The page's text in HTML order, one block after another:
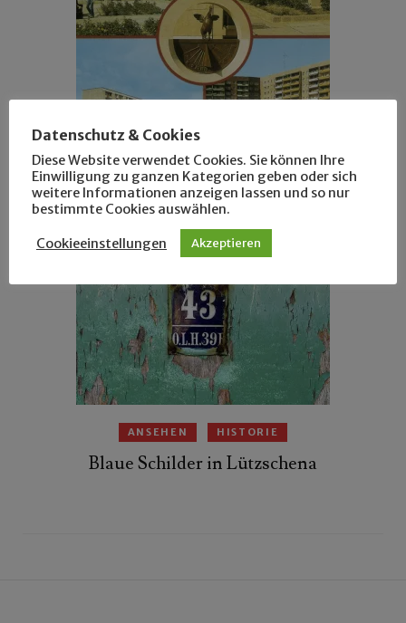
ANSEHEN
Grüße aus Grünau
ANSEHEN HISTORIE
Blaue Schilder in Lützschena
Datenschutz & Cookies
Diese Website verwendet Cookies. Sie können Ihre
Einwilligung zu ganzen Kategorien geben oder sich
weitere Informationen anzeigen lassen und so nur
bestimmte Cookies auswählen.
Cookieeinstellungen Akzeptieren